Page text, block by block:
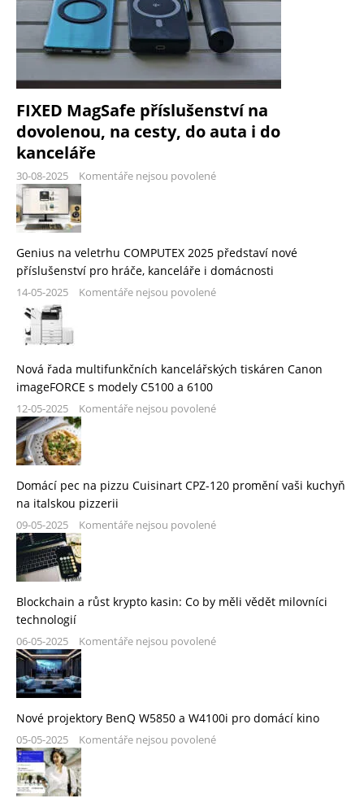
FIXED MagSafe příslušenství na
dovolenou, na cesty, do auta i do
kanceláře
30-08-2025 Komentáře nejsou povolené
Genius na veletrhu COMPUTEX 2025 představí nové
příslušenství pro hráče, kanceláře i domácnosti
14-05-2025 Komentáře nejsou povolené
Nová řada multifunkčních kancelářských tiskáren Canon
imageFORCE s modely C5100 a 6100
12-05-2025 Komentáře nejsou povolené
Domácí pec na pizzu Cuisinart CPZ-120 promění vaši kuchyň
na italskou pizzerii
09-05-2025 Komentáře nejsou povolené
Blockchain a růst krypto kasin: Co by měli vědět milovníci
technologií
06-05-2025 Komentáře nejsou povolené
Nové projektory BenQ W5850 a W4100i pro domácí kino
05-05-2025 Komentáře nejsou povolené